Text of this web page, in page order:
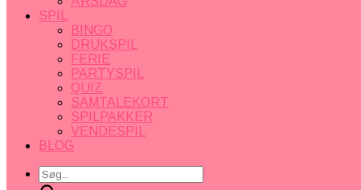
SPIL
BINGO
DRUKSPIL
FERIE
PARTYSPIL
QUIZ
SAMTALEKORT
SPILPAKKER
VENDESPIL
BLOG